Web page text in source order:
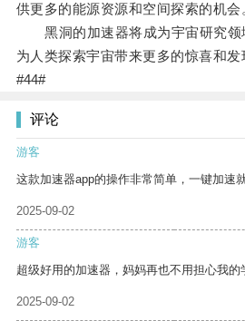
供更多的能源资源和空间探索的机会
黑洞的加速器将成为宇宙研究领
为人类探索宇宙带来更多的惊喜和发
#44#
评论
游客
这款加速器app的操作非常简单，一键加速
2025-09-02
游客
超级好用的加速器，妈妈再也不用担心我的
2025-09-02